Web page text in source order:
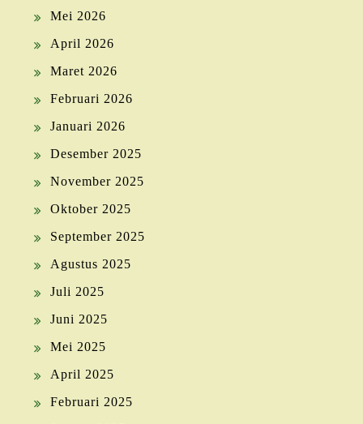
Mei 2026
April 2026
Maret 2026
Februari 2026
Januari 2026
Desember 2025
November 2025
Oktober 2025
September 2025
Agustus 2025
Juli 2025
Juni 2025
Mei 2025
April 2025
Februari 2025